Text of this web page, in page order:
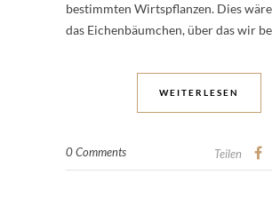
bestimmten Wirtspflanzen. Dies
das Eichenbäumchen, über das wir
WEITERLESEN
0 Comments Teilen